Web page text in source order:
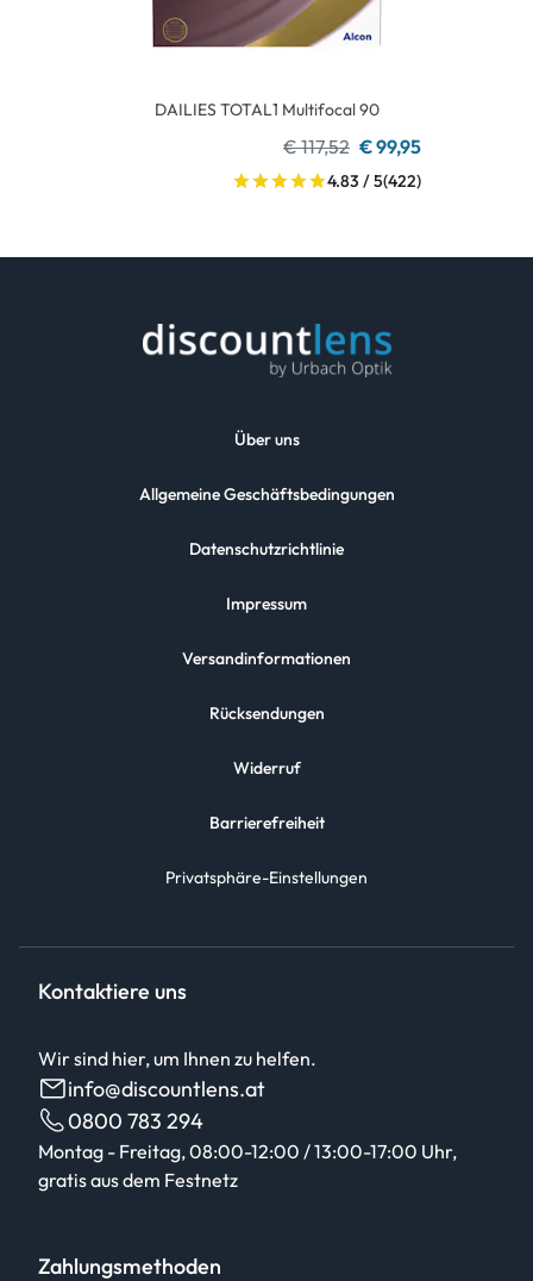
DAILIES TOTAL1 Multifocal 90
€ 117,52 € 99,95
4.83 / 5(422)
Über uns
Allgemeine Geschäftsbedingungen
Datenschutzrichtlinie
Impressum
Versandinformationen
Rücksendungen
Widerruf
Barrierefreiheit
Privatsphäre-Einstellungen
Kontaktiere uns
Wir sind hier, um Ihnen zu helfen.
info@discountlens.at
0800 783 294
Montag - Freitag, 08:00-12:00 / 13:00-17:00 Uhr,
gratis aus dem Festnetz
Zahlungsmethoden